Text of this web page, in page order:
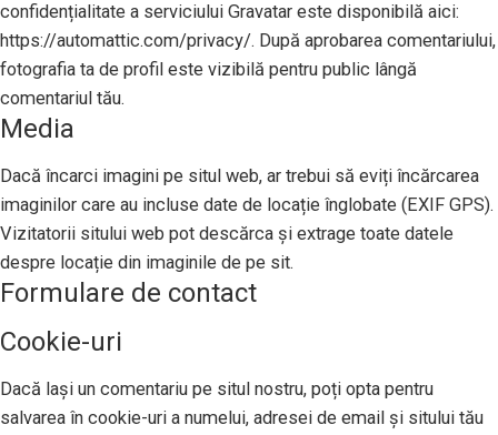
confidențialitate a serviciului Gravatar este disponibilă aici:
https://automattic.com/privacy/. După aprobarea comentariului,
fotografia ta de profil este vizibilă pentru public lângă
comentariul tău.
Media
Dacă încarci imagini pe situl web, ar trebui să eviți încărcarea
imaginilor care au incluse date de locație înglobate (EXIF GPS).
Vizitatorii sitului web pot descărca și extrage toate datele
despre locație din imaginile de pe sit.
Formulare de contact
Cookie-uri
Dacă lași un comentariu pe situl nostru, poți opta pentru
salvarea în cookie-uri a numelui, adresei de email și sitului tău